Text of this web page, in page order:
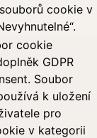
cookie v
cookie
GDPR
Soubor
k uložení
pro
v kategorii